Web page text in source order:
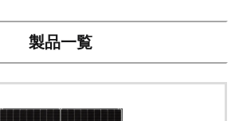
製品一覧